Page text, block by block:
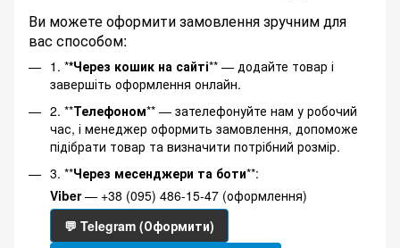
Ви можете оформити замовлення зручним для
вас способом:
1. **Через кошик на сайті** — додайте товар і
завершіть оформлення онлайн.
2. **Телефоном** — зателефонуйте нам у робочий
час, і менеджер оформить замовлення, допоможе
підібрати товар та визначити потрібний розмір.
3. **Через месенджери та боти**:
Viber— +38 (095) 486-15-47 (оформлення)
💬 Telegram (Оформити)